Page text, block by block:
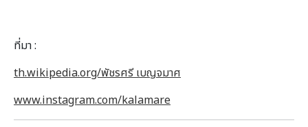
ที่มา :
th.wikipedia.org/พัชรศรี เบญจมาศ
www.instagram.com/kalamare